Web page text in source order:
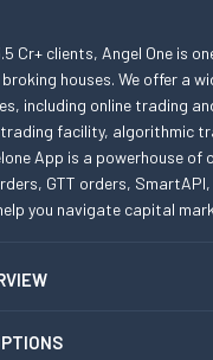
Cr+ clients, Angel One is
houses. We offer a
including online trading
facility, algorithmic
App is a powerhouse
GTT orders,
you navigate capital